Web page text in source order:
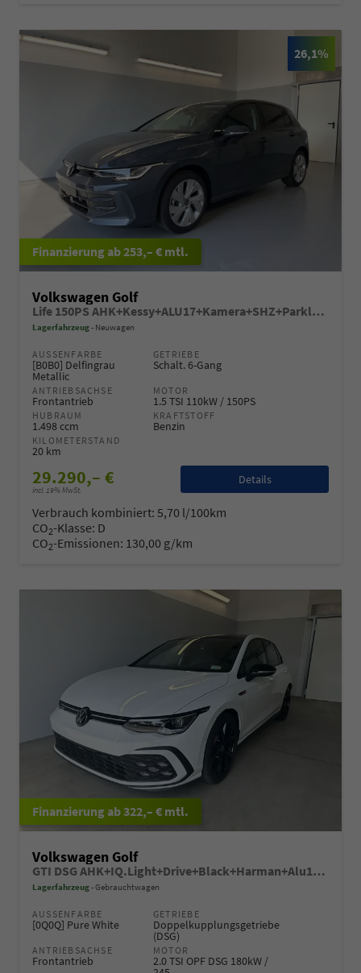
26,1%
ab 253,– € mtl.
Volkswagen Golf
Life 150PS AHK+Kessy+ALU17+Kamera+SHZ+Parklenk+Alarm
Lagerfahrzeug Neuwagen
AUSSENFARBE
[B0B0] Delfingrau
Metallic
GETRIEBE
Schalt. 6-Gang
ANTRIEBSACHSE
Frontantrieb
MOTOR
1.5 TSI 110kW / 150PS
HUBRAUM
1.498 ccm
KRAFTSTOFF
Benzin
KILOMETERSTAND
20 km
29.290,– €
incl. 19% MwSt.
Details
Verbrauch kombiniert: 5,70 l/100km
CO2-Klasse: D
CO2-Emissionen: 130,00 g/km
ab 322,– € mtl.
Volkswagen Golf
GTI DSG AHK+IQ.Light+Drive+Black+Harman+Alu19+HUD+Navi+Pano+Keyless
Lagerfahrzeug Gebrauchtwagen
AUSSENFARBE
[0Q0Q] Pure White
GETRIEBE
Doppelkupplungsgetriebe
(DSG)
ANTRIEBSACHSE
Frontantrieb
MOTOR
2.0 TSI OPF DSG 180kW /